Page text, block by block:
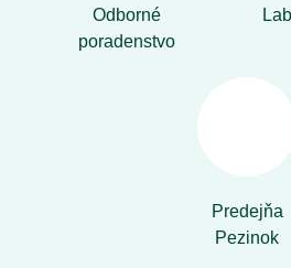
Odborné
poradenstvo
Predejňa
Pezinok